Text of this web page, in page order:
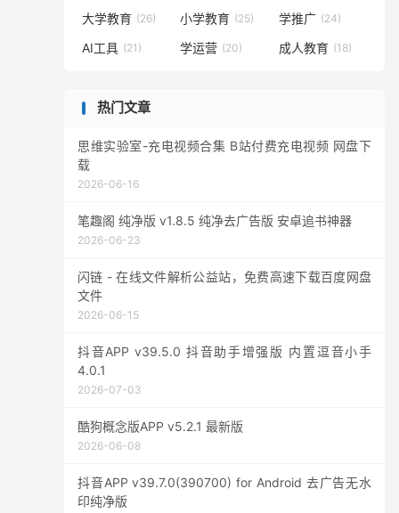
大学教育 (26) 小学教育 (25) 学推广 (24)
AI工具 (21) 学运营 (20) 成人教育 (18)
热门文章
思维实验室-充电视频合集 B站付费充电视频 网盘下
载
2026-06-16
笔趣阁 纯净版 v1.8.5 纯净去广告版 安卓追书神器
2026-06-23
闪链 - 在线文件解析公益站，免费高速下载百度网盘
文件
2026-06-15
抖音APP v39.5.0 抖音助手增强版 内置逗音小手
4.0.1
2026-07-03
酷狗概念版APP v5.2.1 最新版
2026-06-08
抖音APP v39.7.0(390700) for Android 去广告无水
印纯净版